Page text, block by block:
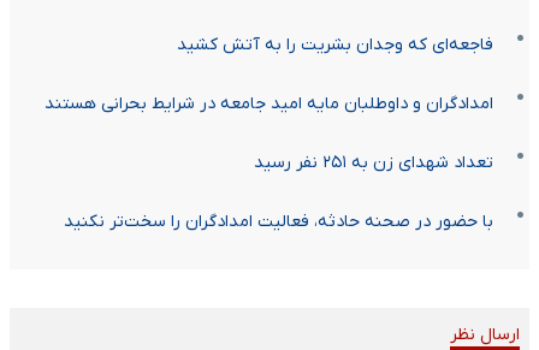
فاجعه‌ای که وجدان بشریت را به آتش کشید
امدادگران و داوطلبان مایه امید جامعه در شرایط بحرانی هستند
تعداد شهدای زن به ۲۵۱ نفر رسید
با حضور در صحنه حادثه، فعالیت امدادگران را سخت‌تر نکنید
ارسال نظر